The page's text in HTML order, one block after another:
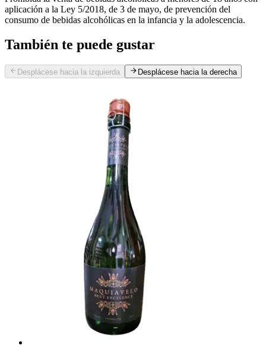
aplicación a la Ley 5/2018, de 3 de mayo, de prevención del
consumo de bebidas alcohólicas en la infancia y la adolescencia.
También te puede gustar
Desplácese hacia la izquierda Desplácese hacia la derecha